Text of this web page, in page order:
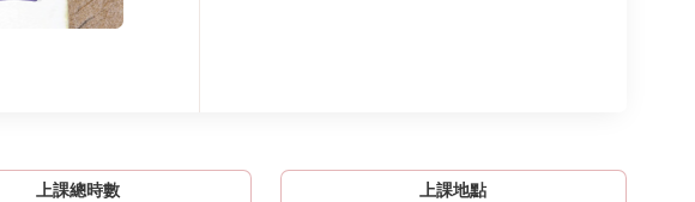
上課總時數 上課地點